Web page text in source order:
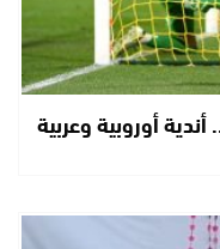
أوروبية وعربية